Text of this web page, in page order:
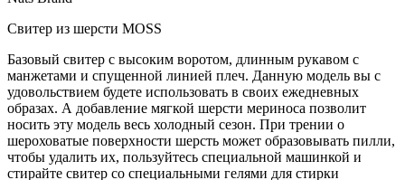
Свитер из шерсти MOSS
Базовый свитер с высоким воротом, длинным рукавом с
манжетами и спущенной линией плеч. Данную модель вы с
удовольствием будете использовать в своих ежедневных
образах. А добавление мягкой шерсти мериноса позволит
носить эту модель весь холодный сезон. При трении о
шероховатые поверхности шерсть может образовывать пилли,
чтобы удалить их, пользуйтесь специальной машинкой и
стирайте свитер со специальными гелями для стирки